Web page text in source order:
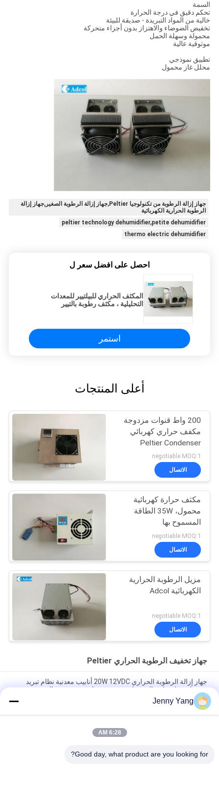
السمة
تحكم دقيق في درجة الحرارة
خالية من المواد التبريدة - صديقة للبيئة
تخفيض الضوضاء والاهتزاز بدون أجزاء متحركة
محمولة وسهلة الحمل
موثوقية عالية
تطبيق نموذجي
محلل غاز محمول
جهاز إزالة الرطوبة من تكنولوجيا Peltier,جهاز إزالة الرطوبة الصغير,جهاز إزالة
الرطوبة الحرارية الكهربائية
peltier technology dehumidifier,petite dehumidifier
thermo electric dehumidifier
احصل على افضل سعر ل
المكثف الحراري للبيلتيير للمعدات
التحليلية ، مكثف رطوبة بالتيير
استمر
أعلى المنتجات
200 واط قنوات مزدوجة
مكفف حراري كهربائي
Peltier Condenser
negotiable MOQ:1
الاتصال
مكثف حرارة كهربائية
محمول، 35W الطاقة
المسموح بها
negotiable MOQ:1
الاتصال
مزيل الرطوبة الحرارية
الكهربائية Adcol
negotiable MOQ:1
الاتصال
جهاز تخفيف الرطوبة الحراري Peltier
جهاز إزالة الرطوبة الحراري 20W 12VDC أنابيب معدنية نظام تبريد
محمول مع انخفاض الضوضاء بدون مرشحات وموثوقية عالية
التحليلية
وحدة إزالة الرطوبة الحرارية بلتيير 35 وات وحدة محمولة أحادية القناة
Jenny Yang
6:28 AM
Good day, what product are you looking for?